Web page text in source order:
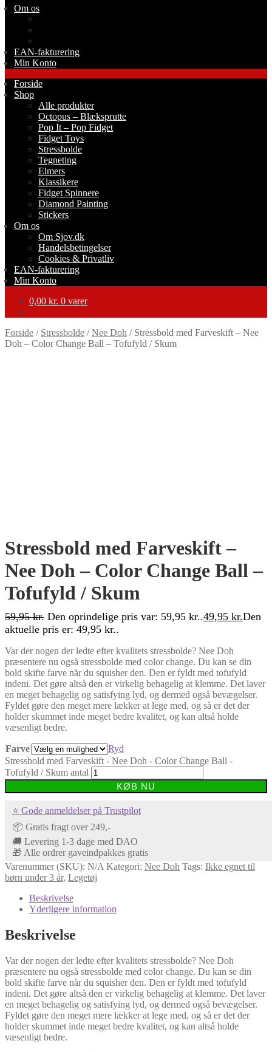
Om os
EAN-fakturering
Min Konto
Forside
Shop
Alle produkter
Octopus – Blæksprutte
Pop It – Pop Fidget
Fidget Toys
Stressbolde
Tegneting
Elmers
Klassikere
Fidget Spinnere
Diamond Painting
Stickers
Om os
Om Sjov.dk
Handelsbetingelser
Cookies & Privatliv
EAN-fakturering
Min Konto
0,00 kr. 0 varer
Forside / Stressbolde /Nee Doh / Stressbold med Farveskift – Nee
Doh – Color Change Ball – Tofufyld / Skum
Stressbold med Farveskift –
Nee Doh – Color Change Ball –
Tofufyld / Skum
59,95kr. Den oprindelige pris var: 59,95 kr..49,95 kr.Den
aktuelle pris er: 49,95 kr..
Var der nogen der ledte efter kvalitets stressbolde? Nee Doh
præsentere nu også stressbolde med color change. Du kan se din
bold skifte farve når du squisher den. Den er fyldt med tofufyld
indeni. Det gøre altså den er virkelig behagelig at klemme. Det laver
en meget behagelig og satisfying lyd, og dermed også bevægelser.
Fyldet gøre den meget mere lækker at lege med, og så er det der
holder skummet inde meget bedre kvalitet, og kan altså holde
væsenligt bedre.
Farve
Ryd
Stressbold med Farveskift - Nee Doh - Color Change Ball -
Tofufyld / Skum antal
KØB NU
⭐ Gode anmeldelser på Trustpilot
📦 Gratis fragt over 249,-
🚚 Levering 1-3 dage med DAO
🎁 Alle ordrer gaveindpakkes gratis
Varenummer (SKU): N/A Kategori: Nee Doh Tags: Ikke egnet til
børn under 3 år, Legetøj
Beskrivelse
Yderligere information
Beskrivelse
Var der nogen der ledte efter kvalitets stressbolde? Nee Doh
præsentere nu også stressbolde med color change. Du kan se din
bold skifte farve når du squisher den. Den er fyldt med tofufyld
indeni. Det gøre altså den er virkelig behagelig at klemme. Det laver
en meget behagelig og satisfying lyd, og dermed også bevægelser.
Fyldet gøre den meget mere lækker at lege med, og så er det der
holder skummet inde meget bedre kvalitet, og kan altså holde
væsenligt bedre.